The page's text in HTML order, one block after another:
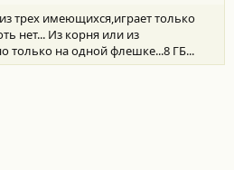
трех имеющихся,играет только
нет... Из корня или из
только на одной флешке...8 ГБ...